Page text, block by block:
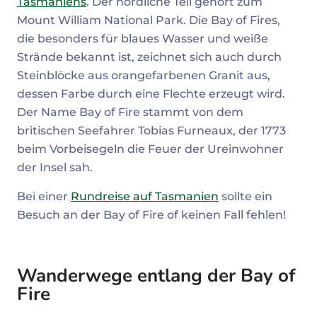
Mount William National Park. Die Bay of Fires,
die besonders für blaues Wasser und weiße
Strände bekannt ist, zeichnet sich auch durch
Steinblöcke aus orangefarbenen Granit aus,
dessen Farbe durch eine Flechte erzeugt wird.
Der Name Bay of Fire stammt von dem
britischen Seefahrer Tobias Furneaux, der 1773
beim Vorbeisegeln die Feuer der Ureinwohner
der Insel sah.
Bei einer Rundreise auf Tasmanien sollte ein
Besuch an der Bay of Fire of keinen Fall fehlen!
Wanderwege entlang der Bay of
Fire